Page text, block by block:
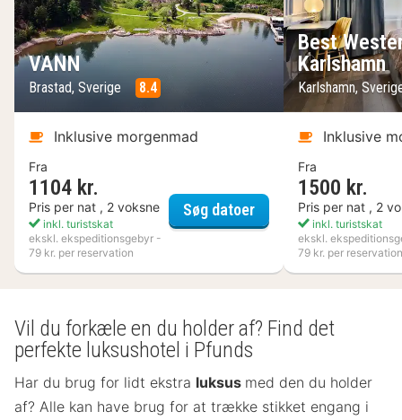
VANN
Brastad, Sverige 8.4
Inklusive morgenmad
Fra
1104 kr.
Pris per nat , 2 voksne
inkl. turistskat
ekskl. ekspeditionsgebyr -
79 kr. per reservation
Søg datoerVANN
Best
Karlshamn
Karlshamn,
Inklusive
Fra
1500 kr.
Pris per nat , 2
inkl. turistskat
ekskl.
79 kr. per reservation
Vil du forkæle en du holder af? Find det
perfekte luksushotel i Pfunds
Har du brug for lidt ekstra luksus med den du holder
af? Alle kan have brug for at trække stikket engang i